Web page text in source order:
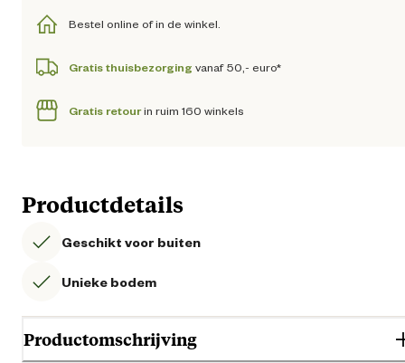
Bestel online of in de winkel.
Gratis thuisbezorging vanaf 50,- euro*
Gratis retourin ruim 160 winkels
Productdetails
Geschikt voor buiten
Unieke bodem
Productomschrijving